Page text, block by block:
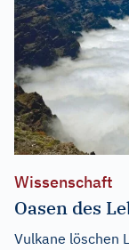
Wissenschaft
Oasen des
Vulkane löschen